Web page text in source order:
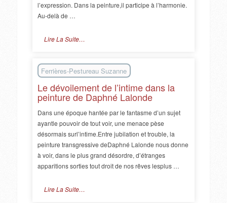
l’expression. Dans la peinture,il participe à l’harmonie.
Au-delà de …
Lire La Suite…
Ferrières-Pestureau Suzanne
Le dévoilement de l’intime dans la
peinture de Daphné Lalonde
Dans une époque hantée par le fantasme d’un sujet
ayantle pouvoir de tout voir, une menace pèse
désormais surl’intime.Entre jubilation et trouble, la
peinture transgressive deDaphné Lalonde nous donne
à voir, dans le plus grand désordre, d’étranges
apparitions sorties tout droit de nos rêves lesplus …
Lire La Suite…